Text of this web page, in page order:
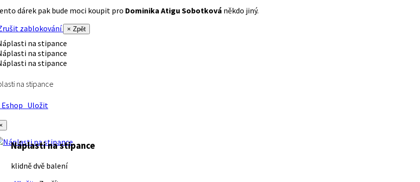
dárek pak bude moci koupit pro Dominika Atigu Sobotková někdo jiný.
zablokování
× Zpět
na stipance
Uložit
Náplasti na stipance
klidně dvě balení